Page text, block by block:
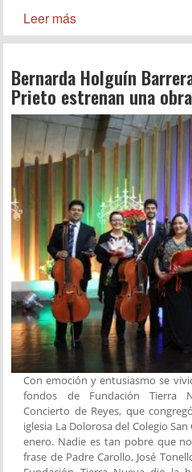
Leer más
Bernarda Holguín
Prieto estrenan una
Con emoción y entusiasmo se
fondos de Fundación Tierra
Concierto de Reyes, que
iglesia La Dolorosa del Colegio
enero. Nadie es tan pobre que
frase de Padre Carollo, José